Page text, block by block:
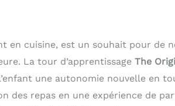
en cuisine, est un souhait pour de
La tour d’apprentissage The
une autonomie nouvelle en
des repas en une expérience de